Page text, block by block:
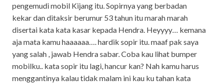
pengemudi mobil Kijang itu. Sopirnya yang berbadan
kekar dan ditaksir berumur 53 tahun itu marah marah
disertai kata kata kasar kepada Hendra. Heyyyy… kemana
aja mata kamu haaaaaa…. hardik sopir itu. maaf pak saya
yang salah , jawab Hendra sabar. Coba kau lihat bumper
mobilku.. kata sopir itu lagi, hancur kan? Nah kamu harus
menggantinya kalau tidak malam ini kau ku tahan kata